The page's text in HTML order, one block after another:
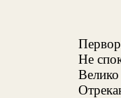
Не
Велико